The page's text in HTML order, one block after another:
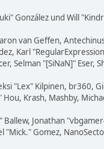
González und Will
van Geffen,
Karl
Selman "[SiNaN]"
"Lex" Kilpinen, br360,
Krash, Mashby,
Jonathan
"Mick." Gomez,